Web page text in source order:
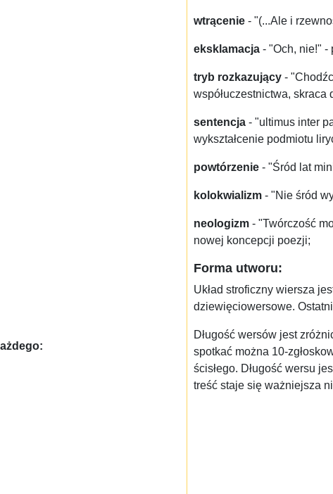
wtrącenie - "(...Ale i
eksklamacja - "Och, nie!" -
tryb rozkazujący -
współuczestnictwa,
sentencja - "ultimus inter
wykształcenie podmiotu
powtórzenie - "Śród lat
kolokwializm - "Nie śród
neologizm - "Twórczość
nowej koncepcji poezji;
Forma utworu:
Układ stroficzny wiersza
dziewięciowersowe.
Długość wersów jest
spotkać można 10-
ścisłego. Długość wersu
treść staje się ważniejsza